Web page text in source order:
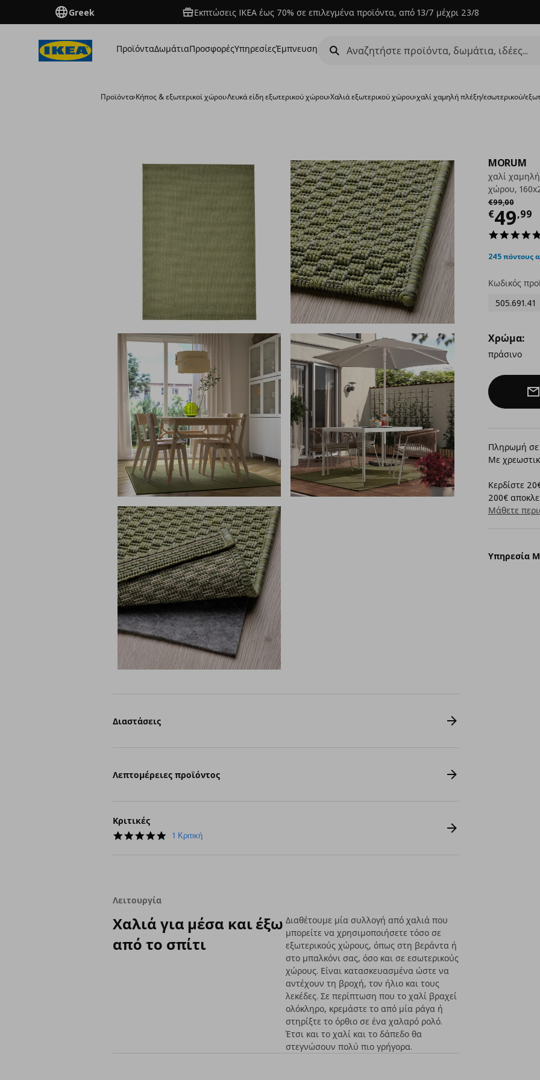
Greek Εκπτώσεις IKEA έως 70% σε επιλεγμένα προϊόντα, από 13/7 μέχρι 23/8
ΠροϊόνταΔωμάτιαΠροσφορέςΥπηρεσίεςΈμπνευση
Προϊόντα›Κήπος & εξωτερικοί χώροι›Λευκά είδη εξωτερικού χώρου›Χαλιά εξωτερικού χώρου›χαλί χαμηλή πλέξη/εσωτερικού/
MORUM
χαλί
χώρου,
€99,00
Αρχική τιμή
€49,99
245 πόντους
Κωδικός
505.691.41
Χρώμα:
πράσινο
Πληρωμή σε
Με
Κερδίστε
200€
Μάθετε
Υπηρεσία
Διαστάσεις
Λεπτομέρειες προϊόντος
Κριτικές
5.0
1 Κριτική
Λειτουργία
Χαλιά για μέσα και έξω
από το σπίτι
Διαθέτουμε μία συλλογή από χαλιά που
μπορείτε να χρησιμοποιήσετε τόσο σε
εξωτερικούς χώρους, όπως στη βεράντα ή
στο μπαλκόνι σας, όσο και σε εσωτερικούς
χώρους. Είναι κατασκευασμένα ώστε να
αντέχουν τη βροχή, τον ήλιο και τους
λεκέδες. Σε περίπτωση που το χαλί βραχεί
ολόκληρο, κρεμάστε το από μία ράγα ή
στηρίξτε το όρθιο σε ένα χαλαρό ρολό.
Έτσι και το χαλί και το δάπεδο θα
στεγνώσουν πολύ πιο γρήγορα.